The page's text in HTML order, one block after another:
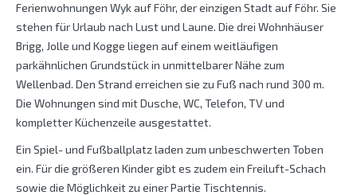
Ferienwohnungen Wyk auf Föhr, der einzigen Stadt auf Föhr. Sie
stehen für Urlaub nach Lust und Laune. Die drei Wohnhäuser
Brigg, Jolle und Kogge liegen auf einem weitläufigen
parkähnlichen Grundstück in unmittelbarer Nähe zum
Wellenbad. Den Strand erreichen sie zu Fuß nach rund 300 m.
Die Wohnungen sind mit Dusche, WC, Telefon, TV und
kompletter Küchenzeile ausgestattet.
Ein Spiel- und Fußballplatz laden zum unbeschwerten Toben
ein. Für die größeren Kinder gibt es zudem ein Freiluft-Schach
sowie die Möglichkeit zu einer Partie Tischtennis.